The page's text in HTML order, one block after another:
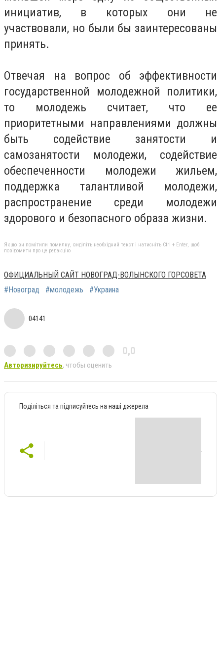
инициатив, в которых они не
участвовали, но были бы заинтересованы
принять.
Отвечая на вопрос об эффективности
государственной молодежной политики,
то молодежь считает, что ее
приоритетными направлениями должны
быть содействие занятости и
самозанятости молодежи, содействие
обеспеченности молодежи жильем,
поддержка талантливой молодежи,
распространение среди молодежи
здорового и безопасного образа жизни.
Якщо ви помітили помилку, виділіть необхідний текст і натисніть Ctrl + Enter, щоб
повідомити про це редакцію
ОФИЦИАЛЬНЫЙ САЙТ НОВОГРАД-ВОЛЫНСКОГО ГОРСОВЕТА
#Новоград
#молодежь #Украина
04141
0,0
Авторизируйтесь, чтобы оценить
Поділіться та підписуйтесь на наші джерела